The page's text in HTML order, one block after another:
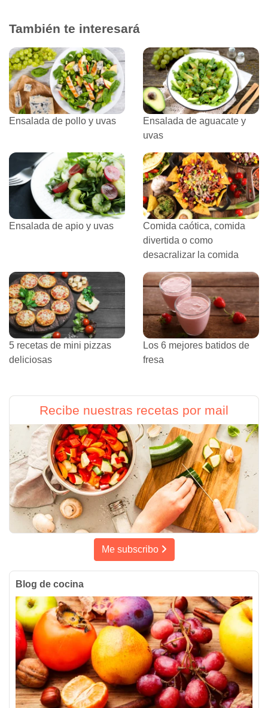
También te interesará
Ensalada de pollo y uvas
Ensalada de aguacate y
uvas
Ensalada de apio y uvas
Comida caótica, comida
divertida o como
desacralizar la comida
5 recetas de mini pizzas
deliciosas
Los 6 mejores batidos de
fresa
Recibe nuestras recetas por mail
Me subscribo
Blog de cocina